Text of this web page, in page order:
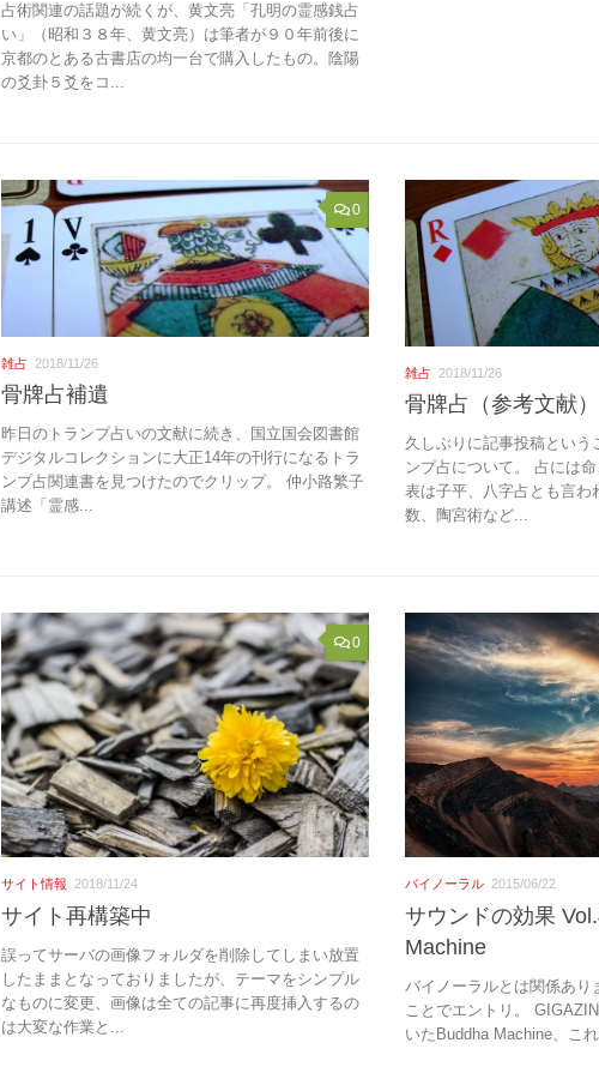
占術関連の話題が続くが、黄文亮「孔明の霊感銭占
い」（昭和３８年、黄文亮）は筆者が９０年前後に
京都のとある古書店の均一台で購入したもの。陰陽
の爻卦５爻をコ...
0
雑占 2018/11/26
骨牌占補遺
昨日のトランプ占いの文献に続き、国立国会図書館
デジタルコレクションに大正14年の刊行になるトラ
ンプ占関連書を見つけたのでクリップ。 仲小路繁子
講述「霊感...
雑占 2018/11/26
骨牌占（参考文献）
久しぶりに記事投稿という
ンプ占について。 占には
表は子平、八字占とも言わ
数、陶宮術など...
0
サイト情報 2018/11/24
サイト再構築中
誤ってサーバの画像フォルダを削除してしまい放置
したままとなっておりましたが、テーマをシンプル
なものに変更、画像は全ての記事に再度挿入するの
は大変な作業と...
バイノーラル 2015/06/22
サウンドの効果
Machine
バイノーラルとは関係あり
ことでエントリ。
いたBuddha Machine、こ